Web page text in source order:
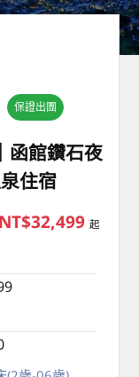
保證出團
函館鑽石夜
住宿
NT$32,499 起